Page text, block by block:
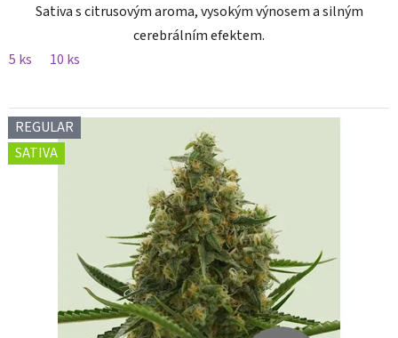
Sativa s citrusovým aroma, vysokým výnosem a silným
cerebrálním efektem.
5 ks
10 ks
REGULAR
SATIVA